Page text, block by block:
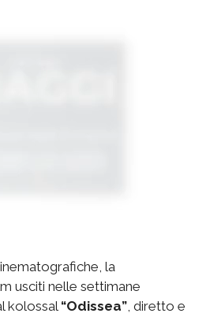
la
usciti nelle settimane
kolossal “Odissea”, diretto e